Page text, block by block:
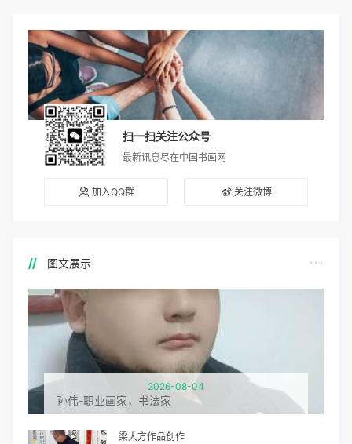
扫一扫关注公众号
最新讯息尽在中国书画网
加入QQ群 关注微博
图文展示
2026-08-04
孙伟-职业画家，书法家
梁大方作品创作